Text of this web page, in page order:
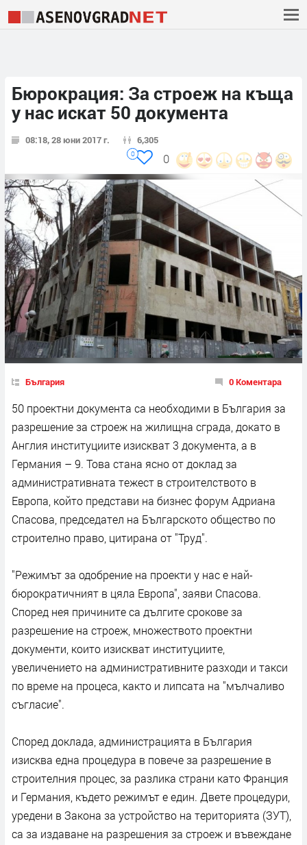
Бюрокрация: За строеж на къща
у нас искат 50 документа
08:18, 28 юни 2017 г. 6,305
0
0
България 0 Коментара
50 проектни документа са необходими в България за
разрешение за строеж на жилищна сграда, докато в
Англия институциите изискват 3 документа, а в
Германия – 9. Това стана ясно от доклад за
административната тежест в строителството в
Европа, който представи на бизнес форум Адриана
Спасова, председател на Българското общество по
строително право, цитирана от "Труд".
"Режимът за одобрение на проекти у нас е най-
бюрократичният в цяла Европа", заяви Спасова.
Според нея причините са дългите срокове за
разрешение на строеж, множеството проектни
документи, които изискват институциите,
увеличението на административните разходи и такси
по време на процеса, както и липсата на "мълчаливо
съгласие".
Според доклада, администрацията в България
изисква една процедура в повече за разрешение в
строителния процес, за разлика страни като Франция
и Германия, където режимът е един. Двете процедури,
уредени в Закона за устройство на територията (ЗУТ),
са за издаване на разрешения за строеж и въвеждане